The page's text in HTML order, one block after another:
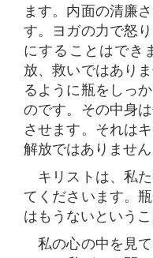
ます。内面の清廉
す。ヨガの力で怒
にすることはでき
放、救いではあり
るように瓶をしっ
のです。その中身
させます。それは
解放ではありません
キリストは、私
てくださいます。
はもうないというこ
私の心の中を見